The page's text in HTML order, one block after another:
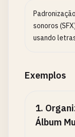
sonoros
usando
Exemplos
1.
Álbum